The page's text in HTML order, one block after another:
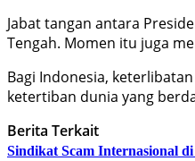
Jabat tangan antara
Tengah. Momen itu juga
Bagi Indonesia,
ketertiban dunia yang
Berita Terkait
Sindikat Scam Internasional